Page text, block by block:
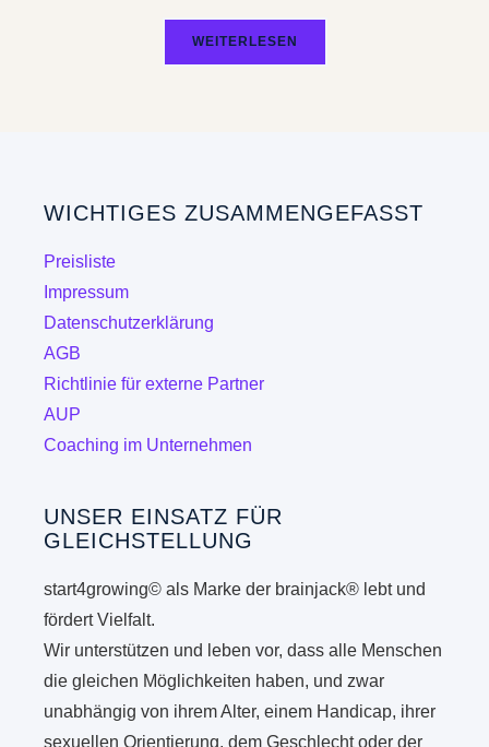
WEITERLESEN
WICHTIGES ZUSAMMENGEFASST
Preisliste
Impressum
Datenschutzerklärung
AGB
Richtlinie für externe Partner
AUP
Coaching im Unternehmen
UNSER EINSATZ FÜR
GLEICHSTELLUNG
start4growing© als Marke der brainjack® lebt und
fördert Vielfalt.
Wir unterstützen und leben vor, dass alle Menschen
die gleichen Möglichkeiten haben, und zwar
unabhängig von ihrem Alter, einem Handicap, ihrer
sexuellen Orientierung, dem Geschlecht oder der